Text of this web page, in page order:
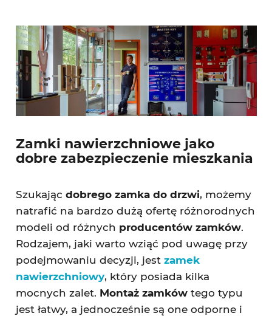
Zamki nawierzchniowe jako
dobre zabezpieczenie mieszkania
Szukając dobrego zamka do drzwi, możemy
natrafić na bardzo dużą ofertę różnorodnych
modeli od różnych producentów zamków.
Rodzajem, jaki warto wziąć pod uwagę przy
podejmowaniu decyzji, jest zamek
nawierzchniowy, który posiada kilka
mocnych zalet. Montaż zamkówtego typu
jest łatwy, a jednocześnie są one odporne i